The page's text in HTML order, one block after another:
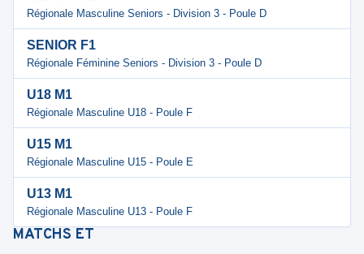
Régionale Masculine Seniors - Division 3 - Poule D
SENIOR F1
Régionale Féminine Seniors - Division 3 - Poule D
U18 M1
Régionale Masculine U18 - Poule F
U15 M1
Régionale Masculine U15 - Poule E
U13 M1
Régionale Masculine U13 - Poule F
MATCHS ET